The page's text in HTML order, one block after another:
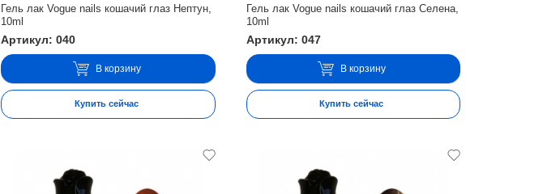
Гель лак Vogue nails кошачий глаз Нептун,
10ml
Артикул: 040
В корзину
Купить сейчас
Гель лак Vogue nails кошачий глаз Селена,
10ml
Артикул: 047
В корзину
Купить сейчас